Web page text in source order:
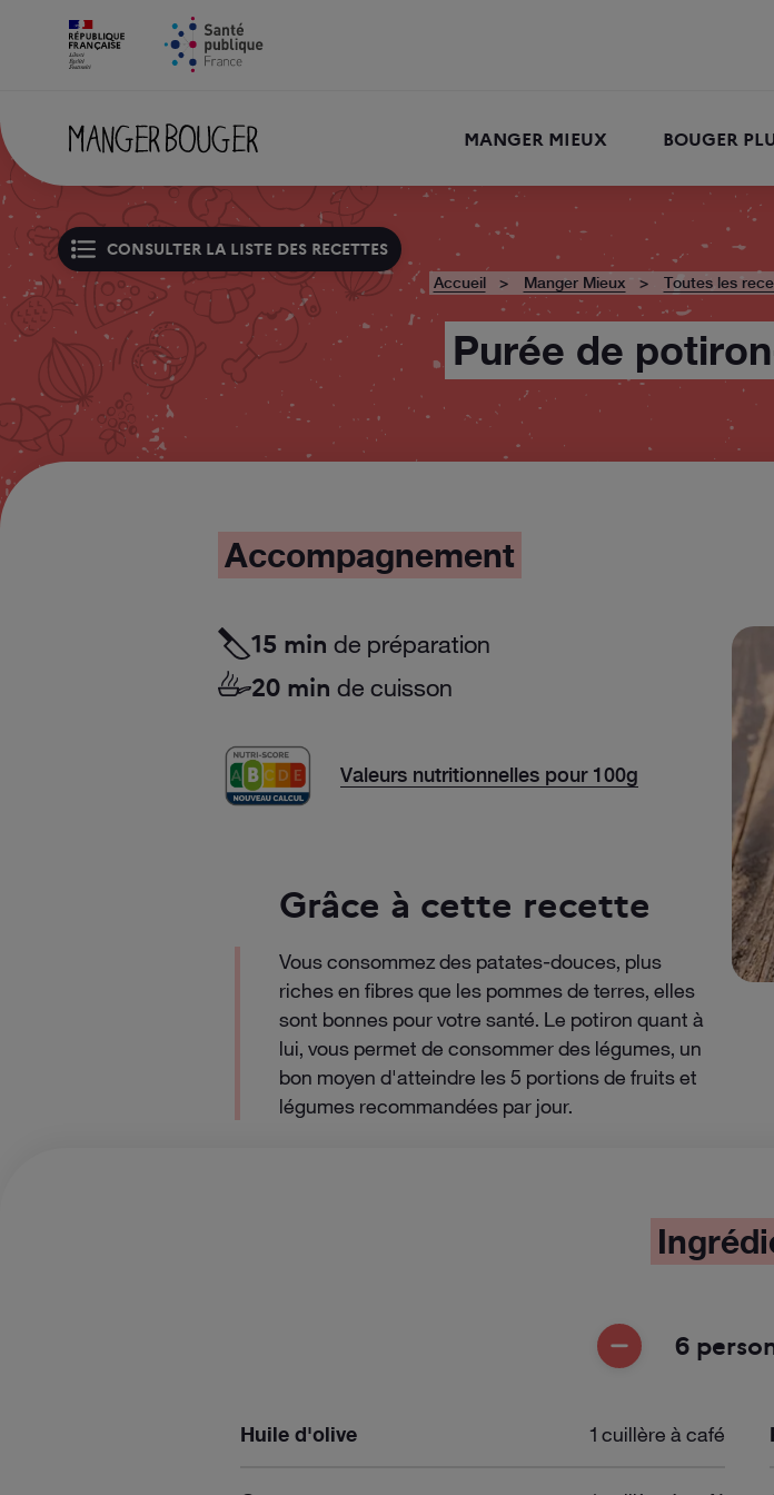
MANGER MIEUX BOUGER
RECHERCHER
CONSULTER LA LISTE DES RECETTES
Accueil Manger Mieux Toutes les
Purée de
Accompagnement
15 min de préparation
20 min de cuisson
Valeurs nutritionnelles pour 100g
Grâce à cette recette
Vous consommez des patates-douces, plus
riches en fibres que les pommes de terres, elles
sont bonnes pour votre santé. Le potiron quant à
lui, vous permet de consommer des légumes, un
bon moyen d'atteindre les 5 portions de fruits et
légumes recommandées par jour.
ENLEVER UNE
6
Huile d'olive 1 cuillère à café